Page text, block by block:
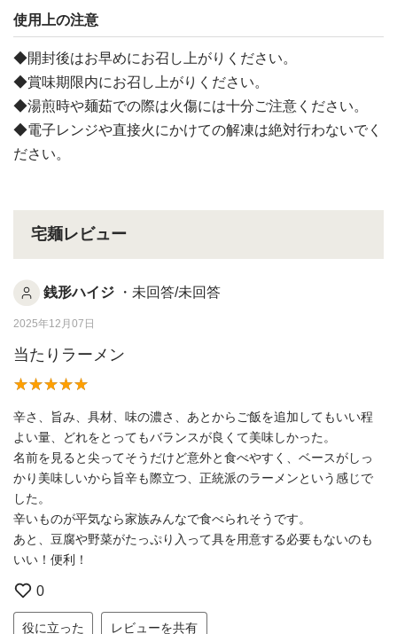
使用上の注意
◆開封後はお早めにお召し上がりください。
◆賞味期限内にお召し上がりください。
◆湯煎時や麺茹での際は火傷には十分ご注意ください。
◆電子レンジや直接火にかけての解凍は絶対行わないでく
ださい。
宅麺レビュー
銭形ハイジ ・未回答/未回答
2025年12月07日
当たりラーメン
辛さ、旨み、具材、味の濃さ、あとからご飯を追加してもいい程
よい量、どれをとってもバランスが良くて美味しかった。
名前を見ると尖ってそうだけど意外と食べやすく、ベースがしっ
かり美味しいから旨辛も際立つ、正統派のラーメンという感じで
した。
辛いものが平気なら家族みんなで食べられそうです。
あと、豆腐や野菜がたっぷり入って具を用意する必要もないのも
いい！便利！
0
役に立った レビューを共有